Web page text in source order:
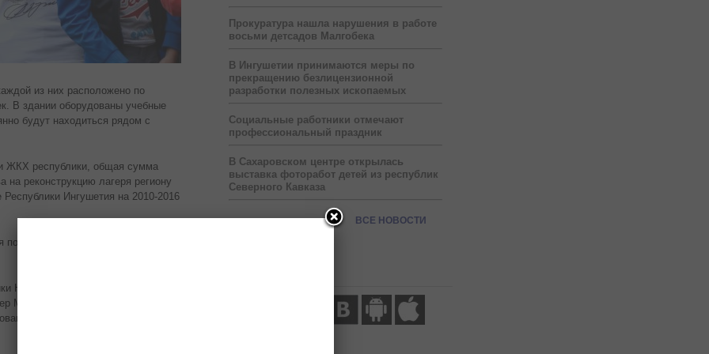
из них расположено по
В здании оборудованы учебные
будут находиться рядом с
ЖКХ республики, общая сумма
на реконструкцию лагеря региону
Ингушетия на 2010-2016
приобретены мебель,
Юнус-Бек Евкуров, спикер
Марем Арапханова,
и старейшины села.
Прокуратура нашла нарушения в работе
восьми детсадов Малгобека
В Ингушетии принимаются меры по
прекращению безлицензионной
разработки полезных ископаемых
Социальные работники отмечают
профессиональный праздник
В Сахаровском центре открылась
выставка фоторабот детей из республик
Северного Кавказа
ВСЕ НОВОСТИ